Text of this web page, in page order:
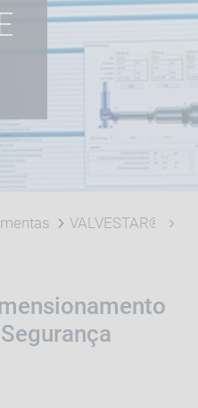
VALVESTAR®